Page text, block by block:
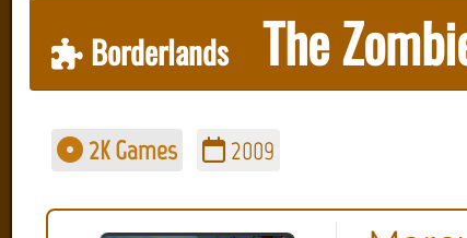
Borderlands The
2K Games 2009